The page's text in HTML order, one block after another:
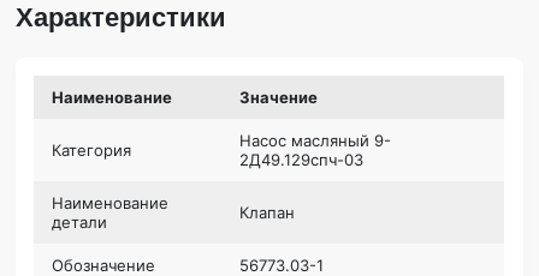
Характеристики
Наименование Значение
Категория
Насос масляный 9-
2Д49.129спч-03
Наименование
детали
Клапан
Обозначение 56773.03-1